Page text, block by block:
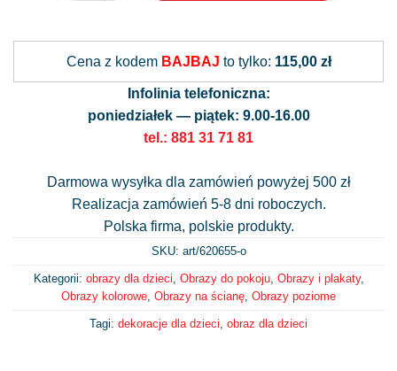
Cena z kodem BAJBAJ to tylko: 115,00 zł
Infolinia telefoniczna:
poniedziałek — piątek: 9.00-16.00
tel.: 881 31 71 81
Darmowa wysyłka dla zamówień powyżej 500 zł
Realizacja zamówień 5-8 dni roboczych.
Polska firma, polskie produkty.
SKU: art/620655-o
Kategorii: obrazy dla dzieci Obrazy do pokoju, Obrazy i plakaty,
Obrazy kolorowe Obrazy na ścianę Obrazy poziome
Tagi: dekoracje dla dzieci obraz dla dzieci